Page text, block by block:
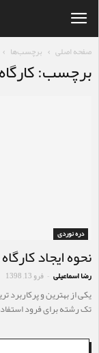
صفحه اصلی برچسب‌ها
برچسب:
دره نوردی
نحوه ایجاد
رضا اسماعیلی - فرو 13, 1398
یکی از بهترین و پرکاربرد
تک رشته برای فرود